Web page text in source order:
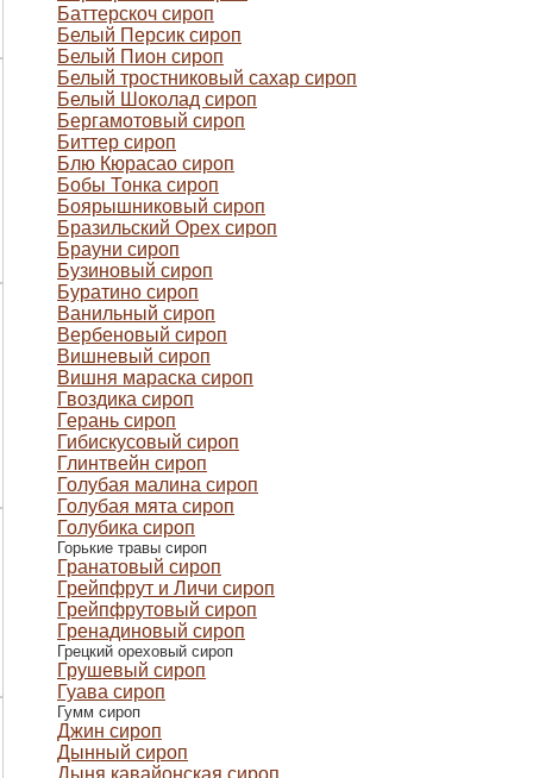
Баттерскоч сироп
Белый Персик сироп
Белый Пион сироп
Белый тростниковый сахар сироп
Белый Шоколад сироп
Бергамотовый сироп
Биттер сироп
Блю Кюрасао сироп
Бобы Тонка сироп
Боярышниковый сироп
Бразильский Орех сироп
Брауни сироп
Бузиновый сироп
Буратино сироп
Ванильный сироп
Вербеновый сироп
Вишневый сироп
Вишня мараска сироп
Гвоздика сироп
Герань сироп
Гибискусовый сироп
Глинтвейн сироп
Голубая малина сироп
Голубая мята сироп
Голубика сироп
Горькие травы сироп
Гранатовый сироп
Грейпфрут и Личи сироп
Грейпфрутовый сироп
Гренадиновый сироп
Грецкий ореховый сироп
Грушевый сироп
Гуава сироп
Гумм сироп
Джин сироп
Дынный сироп
Дыня кавайонская сироп